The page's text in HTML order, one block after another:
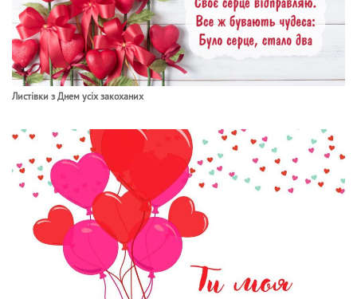
Листівки з Днем усіх закоханих